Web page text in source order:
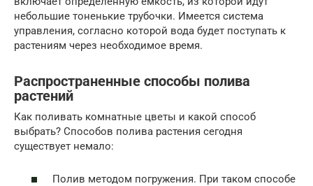
небольшие тоненькие трубочки. Имеется система
управления, согласно которой вода будет поступать к
растениям через необходимое время.
Распространенные способы полива
растений
Как поливать комнатные цветы и какой способ
выбрать? Способов полива растения сегодня
существует немало:
Полив методом погружения. При таком способе